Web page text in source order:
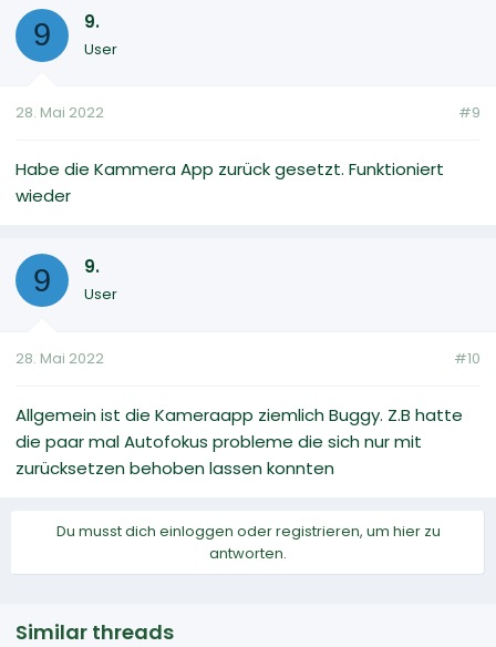
9 9.
User
28. Mai 2022 #9
Habe die Kammera App zurück gesetzt. Funktioniert
wieder
9 9.
User
28. Mai 2022 #10
Allgemein ist die Kameraapp ziemlich Buggy. Z.B hatte
die paar mal Autofokus probleme die sich nur mit
zurücksetzen behoben lassen konnten
Du musst dich einloggen oder registrieren, um hier zu
antworten.
Similar threads